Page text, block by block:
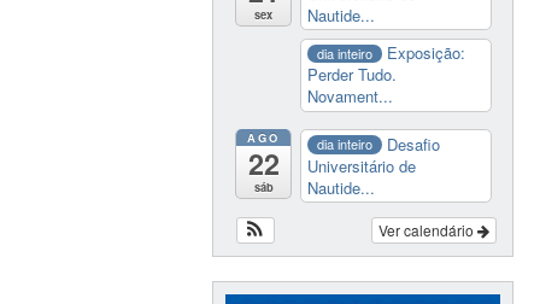
sex
Nautide...
dia inteiro
Exposição:
Perder Tudo.
Novament...
AGO
22
sáb
dia inteiro
Desafio
Universitário de
Nautide...
Ver calendário